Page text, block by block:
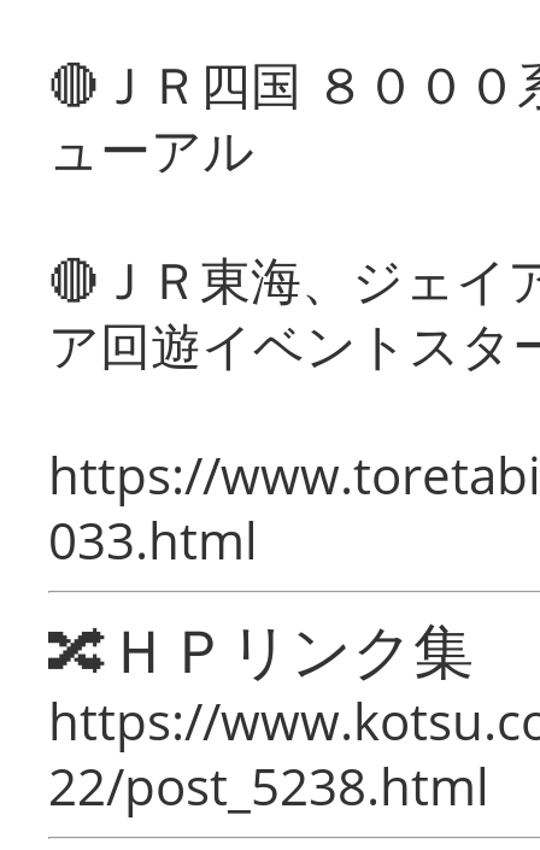
🔴ＪＲ四国 ８００
ューアル
🔴ＪＲ東海、ジェイ
ア回遊イベントスタ
https://
033.html
🔀ＨＰリンク集
https://
22/post_5238.html